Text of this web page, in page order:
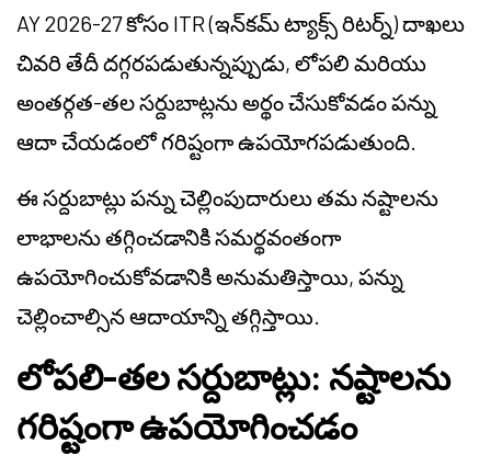
AY 2026-27 కోసం ITR (ఇన్‌కమ్ ట్యాక్స్ రిటర్న్) దాఖలు
చివరి తేదీ దగ్గరపడుతున్నప్పుడు, లోపలి మరియు
అంతర్గత-తల సర్దుబాట్లను అర్థం చేసుకోవడం పన్ను
ఆదా చేయడంలో గరిష్టంగా ఉపయోగపడుతుంది.
ఈ సర్దుబాట్లు పన్ను చెల్లింపుదారులు తమ నష్టాలను
లాభాలను తగ్గించడానికి సమర్థవంతంగా
ఉపయోగించుకోవడానికి అనుమతిస్తాయి, పన్ను
చెల్లించాల్సిన ఆదాయాన్ని తగ్గిస్తాయి.
లోపలి-తల సర్దుబాట్లు: నష్టాలను
గరిష్టంగా ఉపయోగించడం